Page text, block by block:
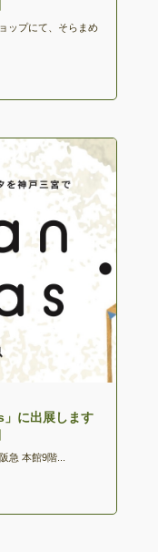
ップにて、そらまめ
」に出展します
急 本館9階...